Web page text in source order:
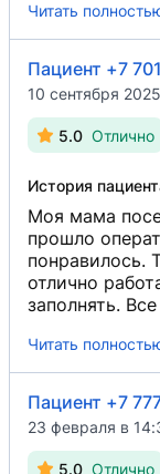
проходила, и
2025 года на
это на
мне на
с весом до
его. Что за
не накажут
ещё и вы
Читать
Пациент +7
10 сентября
5.0 Отлично
История
Моя мама
прошло
понравилось.
отлично
заполнять.
Читать
Пациент +7
23 февраля в
5.0 Отлично